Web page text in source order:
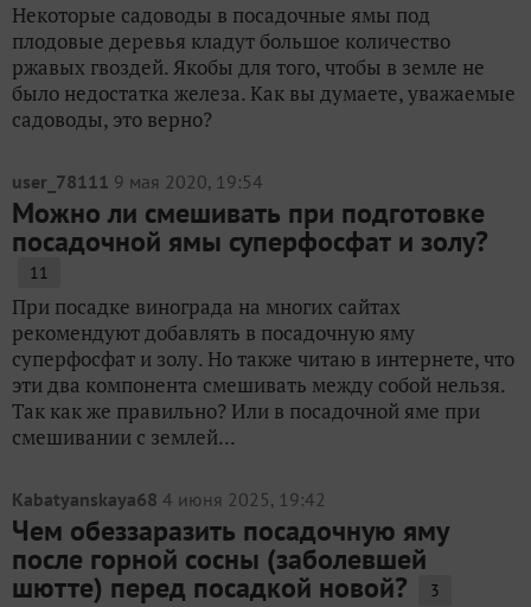
Некоторые садоводы в посадочные ямы под
плодовые деревья кладут большое количество
ржавых гвоздей. Якобы для того, чтобы в земле не
было недостатка железа. Как вы думаете, уважаемые
садоводы, это верно?
user_78111 9 мая 2020, 19:54
Можно ли смешивать при подготовке
посадочной ямы суперфосфат и золу?
11
При посадке винограда на многих сайтах
рекомендуют добавлять в посадочную яму
суперфосфат и золу. Но также читаю в интернете, что
эти два компонента смешивать между собой нельзя.
Так как же правильно? Или в посадочной яме при
смешивании с землей...
Kabatyanskaya68 4 июня 2025, 19:42
Чем обеззаразить посадочную яму
после горной сосны (заболевшей
шютте) перед посадкой новой? 3